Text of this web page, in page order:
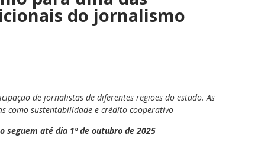
do jornalismo
de jornalistas de diferentes regiões do estado. As
como sustentabilidade e crédito cooperativo
seguem até dia 1º de outubro de 2025